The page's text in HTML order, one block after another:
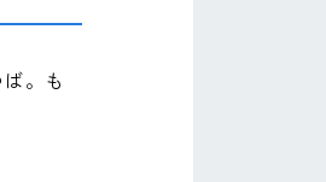
。も